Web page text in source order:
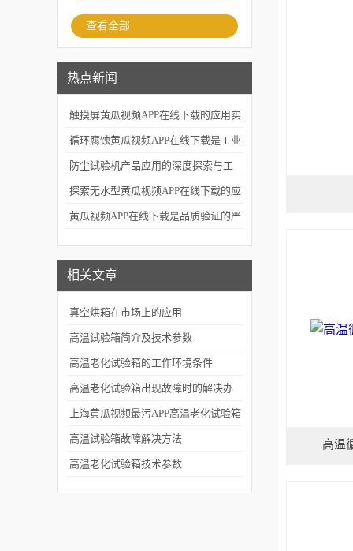
查看全部
热点新闻
触摸屏黄瓜视频APP在线下载的应用实
践与未来展望
循环腐蚀黄瓜视频APP在线下载是工业
品质检测的坚实后盾
防尘试验机产品应用的深度探索与工
业防护
探索无水型黄瓜视频APP在线下载的应
用前沿与技术创新
黄瓜视频APP在线下载是品质验证的严
相关文章
真空烘箱在市场上的应用
高温试验箱简介及技术参数
高温老化试验箱的工作环境条件
高温老化试验箱出现故障时的解决办
法
上海黄瓜视频最污APP高温老化试验箱
的优势
高温试验箱故障解决方法
高温老化试验箱技术参数
高温